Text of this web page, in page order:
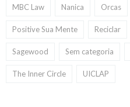
MBC Law Nanica Orcas
Positive Sua Mente Reciclar
Sagewood Sem categoria
The Inner Circle UICLAP